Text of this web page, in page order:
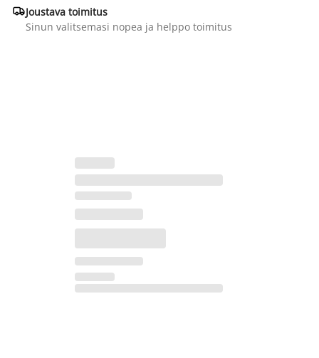
Joustava toimitus
Sinun valitsemasi nopea ja helppo toimitus